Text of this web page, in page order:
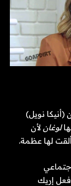
(أنيكا نويل)
لوغان لأن
لها عظمة.
إريك